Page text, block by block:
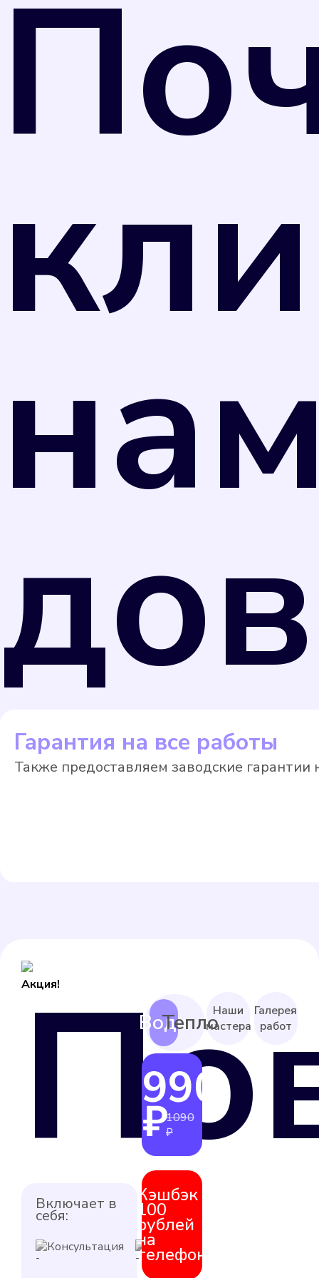
26 июня 2008 г. N 102-ФЗ "Об обеспечении
единства измерений" и Приказом
Министерства промышленности и торговли
РФ от 31 июля 2020 г. N 2510 средства
измерений, не предназначенные для
применения в сфере государственного
регулирования обеспечения единства
тариф потребления коммунального ресурса в
случае, если прибор учета не был поверен в
установленные сроки в соответствии с
отметкой в техническом паспорте прибора.
Оплата по нормативному тарифу, как
Гарантия на все работы
Также предоставляем заводские гарантии
Акция!
Включает в
себя:
Консультация
Выезд
мастера
990
₽1090
₽
Кэшбэк
100
рублей
на
телефон
Наши
мастера
Галерея
работ